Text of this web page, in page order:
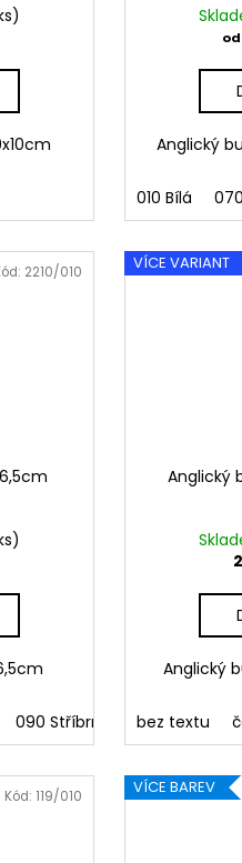
od
Anglický
010 Bílá
090 Stříbrná 091 Zlatá
2210/010 VÍCE VARIANT
Anglický
Anglický
bez textu
Kód: 119/010 VÍCE BAREV